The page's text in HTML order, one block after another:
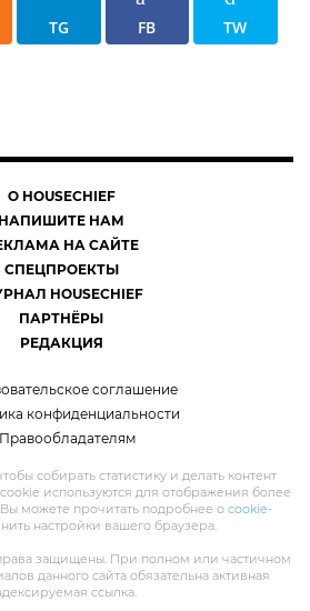
TG FB TW
О HOUSECHIEF
НАПИШИТЕ НАМ
НА САЙТЕ
СПЕЦПРОЕКТЫ
HOUSECHIEF
ПАРТНЁРЫ
РЕДАКЦИЯ
соглашение
конфиденциальности
Правообладателям
собирать статистику и делать контент
используются для отображения более
можете прочитать подробнее о cookie-
настройки вашего браузера.
защищены. При полном или частичном
данного сайта обязательна активная
ссылка.